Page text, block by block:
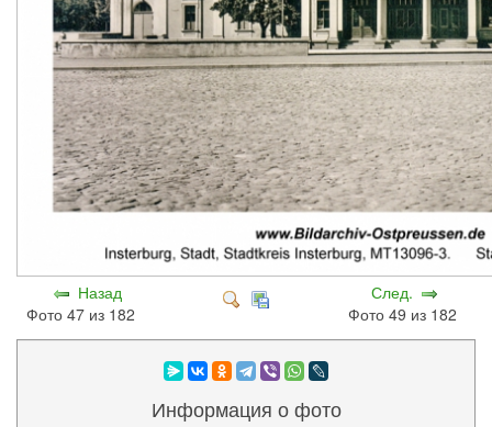
Назад
Фото 47 из 182
След.
Фото 49 из 182
Информация о фото